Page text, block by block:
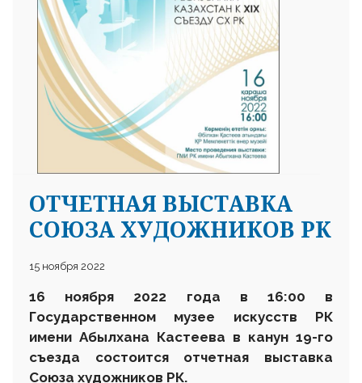
ОТЧЕТНАЯ ВЫСТАВКА
СОЮЗА ХУДОЖНИКОВ РК
15 ноября 2022
16 ноября 2022 года в 16:00 в
Государственном музее искусств РК
имени Абылхана Кастеева в канун 19-го
съезда состоится отчетная выставка
Союза художников РК.